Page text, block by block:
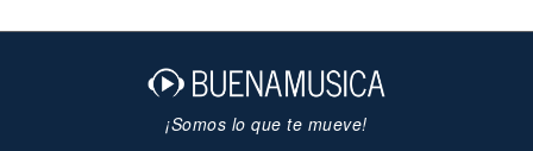
¡Somos lo que te mueve!